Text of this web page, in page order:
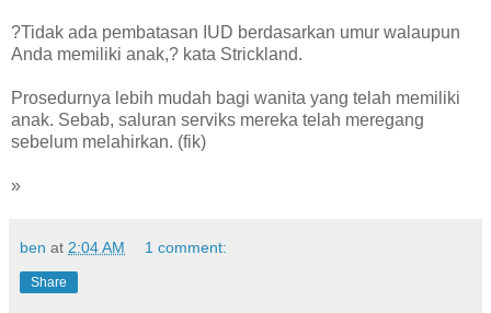
?Tidak ada pembatasan IUD berdasarkan umur walaupun
Anda memiliki anak,? kata Strickland.
Prosedurnya lebih mudah bagi wanita yang telah memiliki
anak. Sebab, saluran serviks mereka telah meregang
sebelum melahirkan. (fik)
»
ben at 2:04 AM 1 comment:
Share